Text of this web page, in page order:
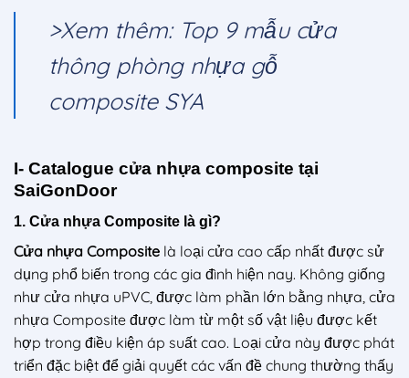
>Xem thêm: Top 9 mẫu cửa
thông phòng nhựa gỗ
composite SYA
I- Catalogue cửa nhựa composite tại
SaiGonDoor
1. Cửa nhựa Composite là gì?
Cửa nhựa Composite là loại cửa cao cấp nhất được sử
dụng phổ biến trong các gia đình hiện nay. Không giống
như cửa nhựa uPVC, được làm phần lớn bằng nhựa, cửa
nhựa Composite được làm từ một số vật liệu được kết
hợp trong điều kiện áp suất cao. Loại cửa này được phát
triển đặc biệt để giải quyết các vấn đề chung thường thấy